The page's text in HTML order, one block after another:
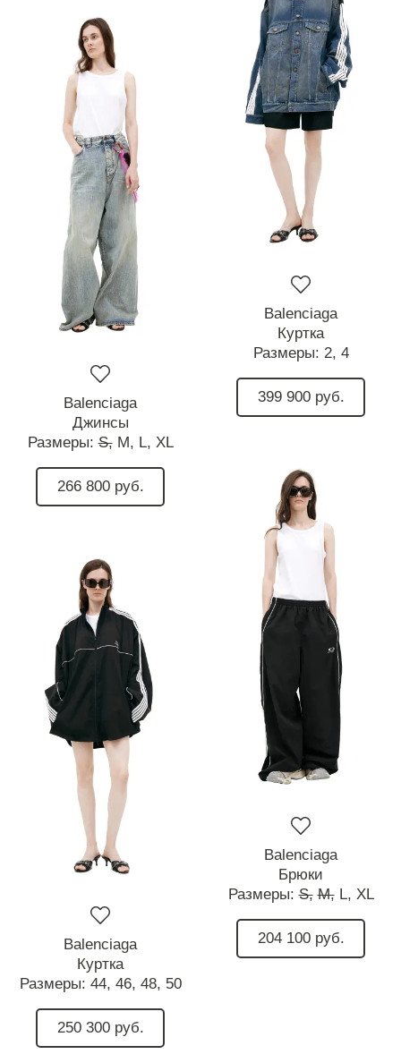
Balenciaga
Джинсы
Размеры:S, M, L, XL
266 800 руб.
Balenciaga
Куртка
Размеры: 2, 4
399 900 руб.
Balenciaga
Куртка
Размеры: 44, 46, 48, 50
250 300 руб.
Balenciaga
Брюки
Размеры:S, M, L, XL
204 100 руб.